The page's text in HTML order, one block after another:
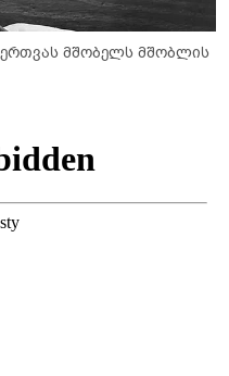
მშობელს მშობლის